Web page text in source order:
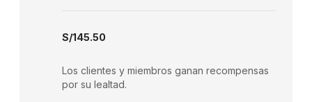
S/145.50
Los clientes y miembros ganan recompensas
por su lealtad.